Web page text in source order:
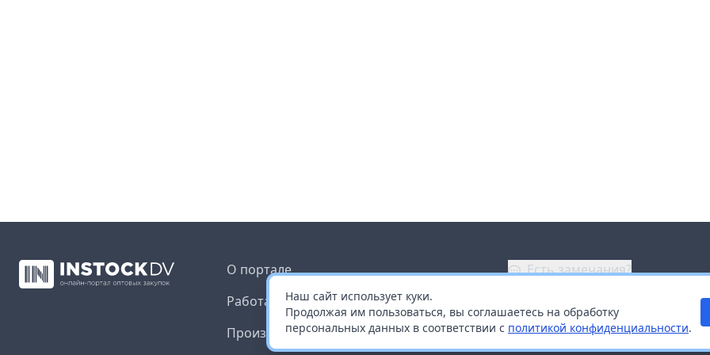
Наш сайт использует куки.
Продолжая им пользоваться, вы соглашаетесь на обработку
персональных данных в соответствии с политикой конфиденциальности.
О портале
Работа с платформой
Производителям и дистрибьюторам
Есть замечания?
Заказать звонок